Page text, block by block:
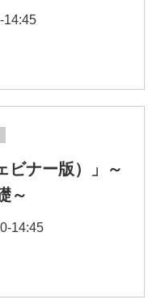
14:45
ビナー版）」～
～
14:45